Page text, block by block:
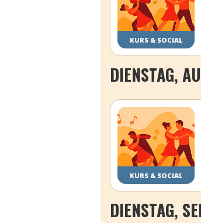
KURS & SOCIAL
DIENSTAG,
KURS & SOCIAL
DIENSTAG,